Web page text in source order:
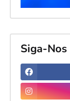
Siga-Nos